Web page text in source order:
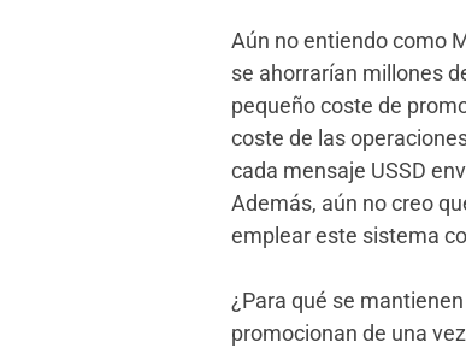
Aún no entiendo como
se ahorrarían millones
pequeño coste de
coste de las
cada mensaje USSD
Además, aún no creo
emplear este sistema
¿Para qué se
promocionan de una